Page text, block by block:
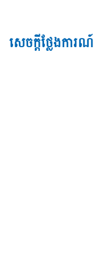
សេចក្តីថ្លែងការណ៍